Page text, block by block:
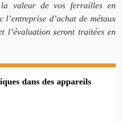
la valeur de vos ferrailles en
l’entreprise d’achat de métaux
l’évaluation seront traitées en
dans des appareils